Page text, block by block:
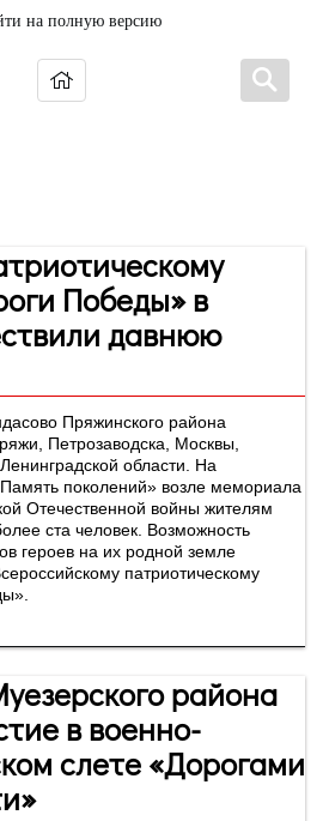
на полную версию
Победы» в
давнюю
Пряжинского района
Петрозаводска, Москвы,
области. На
поколений» возле мемориала
Отечественной войны жителям
ста человек. Возможность
героев на их родной земле
патриотическому
района
в военно-
слете «Дорогами